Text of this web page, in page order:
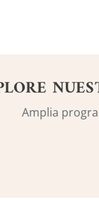
Amplia